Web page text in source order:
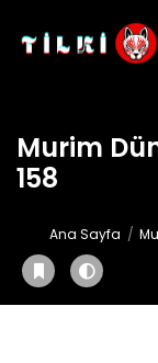
Murim
158
Ana Sayfa